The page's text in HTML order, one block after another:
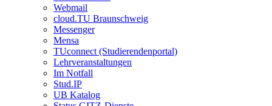
Webmail
cloud.TU Braunschweig
Messenger
Mensa
TUconnect (Studierendenportal)
Lehrveranstaltungen
Im Notfall
Stud.IP
UB Katalog